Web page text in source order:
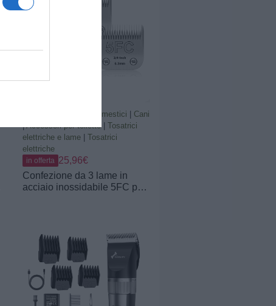
Pelo Lungo, Asciugacapelli
Velocità e Temperatura
Regolabili con 4 ugelli
Prodotti per animali domestici | Cani
|Accessori per toilette | Tosatrici
elettriche e lame | Tosatrici
elettriche
in offerta 25,96€
Confezione da 3 lame in
acciaio inossidabile 5FC per
50/Wahl, misura 5FC, lama
da 1/4 di pollice, lunghezza
di taglio di 6,3 mm